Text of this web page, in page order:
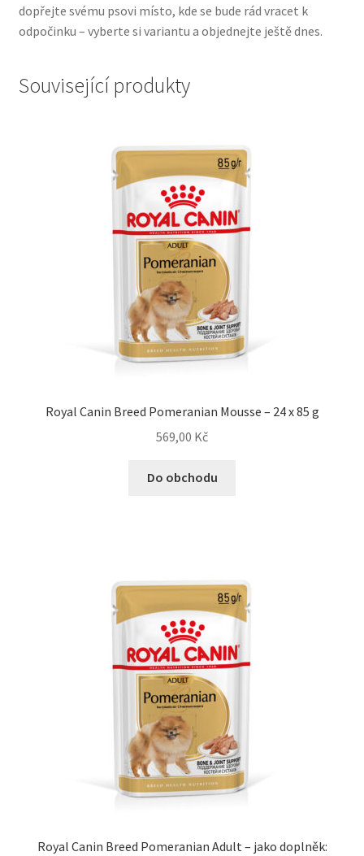
dopřejte svému psovi místo, kde se bude rád vracet k
odpočinku – vyberte si variantu a objednejte ještě dnes.
Související produkty
Royal Canin Breed Pomeranian Mousse – 24 x 85 g
569,00 Kč
Do obchodu
Royal Canin Breed Pomeranian Adult – jako doplněk: